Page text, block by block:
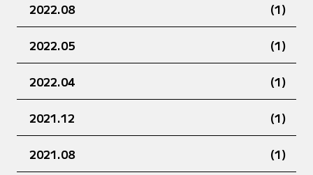
2022.08 (1)
2022.05 (1)
2022.04 (1)
2021.12 (1)
2021.08 (1)